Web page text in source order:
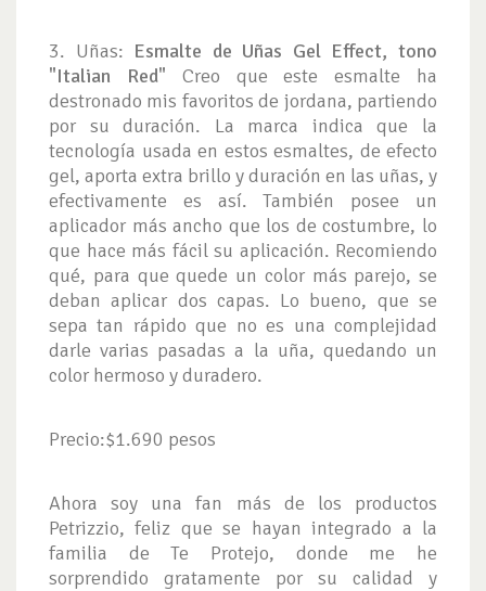
3. Uñas: Esmalte de Uñas Gel Effect, tono
"Italian Red" Creo que este esmalte ha
destronado mis favoritos de jordana, partiendo
por su duración. La marca indica que la
tecnología usada en estos esmaltes, de efecto
gel, aporta extra brillo y duración en las uñas, y
efectivamente es así. También posee un
aplicador más ancho que los de costumbre, lo
que hace más fácil su aplicación. Recomiendo
qué, para que quede un color más parejo, se
deban aplicar dos capas. Lo bueno, que se
sepa tan rápido que no es una complejidad
darle varias pasadas a la uña, quedando un
color hermoso y duradero.
Precio:$1.690 pesos
Ahora soy una fan más de los productos
Petrizzio, feliz que se hayan integrado a la
familia de Te Protejo, donde me he
sorprendido gratamente por su calidad y